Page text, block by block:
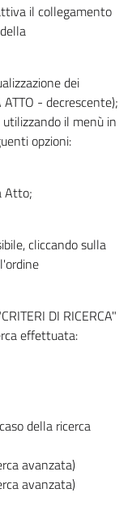
il collegamento
dei
- decrescente);
il menù in
opzioni:
Atto;
cliccando sulla
DI RICERCA"
effettuata:
della ricerca
avanzata)
avanzata)